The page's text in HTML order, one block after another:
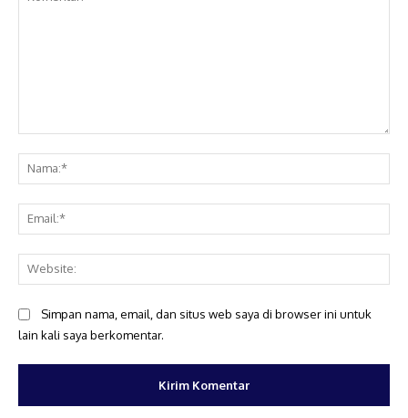
Simpan nama, email, dan situs web saya di browser ini untuk
lain kali saya berkomentar.